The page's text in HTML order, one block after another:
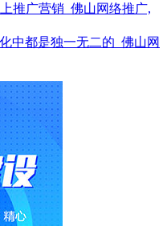
推广营销_佛山网络推广,
中都是独一无二的_佛山网